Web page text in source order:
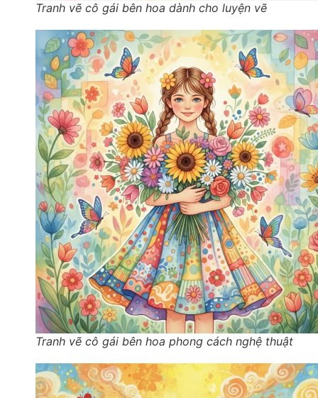
Tranh vẽ cô gái bên hoa dành cho luyện vẽ
Tranh vẽ cô gái bên hoa phong cách nghệ thuật